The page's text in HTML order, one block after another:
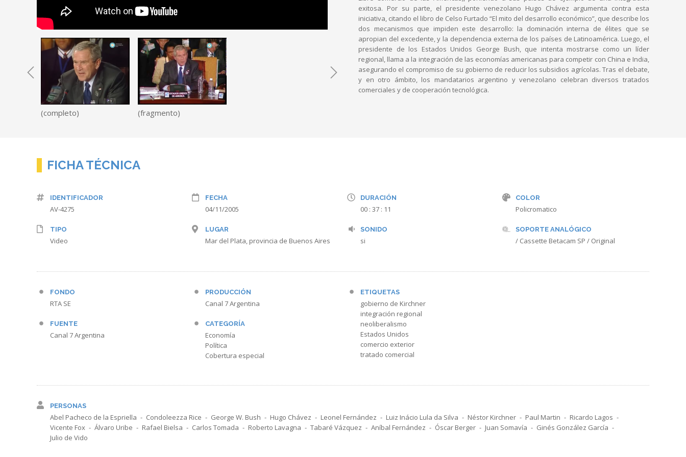
(completo) (fragmento)
exitosa. Por su parte, el presidente venezolano Hugo Chávez argumenta contra esta
iniciativa, citando el libro de Celso Furtado “El mito del desarrollo económico”, que describe los
dos mecanismos que impiden este desarrollo: la dominación interna de élites que se
apropian del excedente, y la dependencia externa de los países de Latinoamérica. Luego, el
presidente de los Estados Unidos George Bush, que intenta mostrarse como un líder
regional, llama a la integración de las economías americanas para competir con China e India,
asegurando el compromiso de su gobierno de reducir los subsidios agrícolas. Tras el debate,
y en otro ámbito, los mandatarios argentino y venezolano celebran diversos tratados
comerciales y de cooperación tecnológica.
FICHA TÉCNICA
IDENTIFICADOR
AV-4275
TIPO
Video
FECHA
04/11/2005
LUGAR
Mar del Plata, provincia de Buenos Aires
DURACIÓN
00 : 37 : 11
SONIDO
si
COLOR
Policromatico
SOPORTE ANALÓGICO
/ Cassette Betacam SP / Original
FONDO
RTA SE
FUENTE
Canal 7 Argentina
PRODUCCIÓN
Canal 7 Argentina
CATEGORÍA
Economía
Política
Cobertura especial
ETIQUETAS
gobierno de Kirchner
integración regional
neoliberalismo
Estados Unidos
comercio exterior
tratado comercial
PERSONAS
Abel Pacheco de la Espriella Condoleezza Rice George W. Bush Hugo Chávez Leonel Fernández Luiz Inácio Lula da Silva Néstor Kirchner Paul Martin
Ricardo Lagos
Vicente Fox
Álvaro Uribe Rafael Bielsa Carlos Tomada Roberto Lavagna Tabaré Vázquez Aníbal Fernández Óscar Berger Juan Somavía
Ginés González García
Julio de Vido